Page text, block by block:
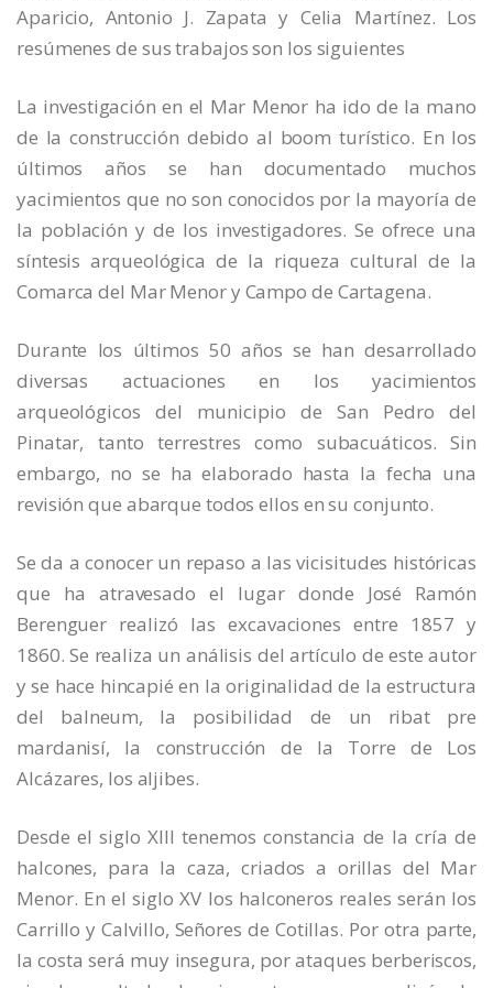
Aparicio, Antonio J. Zapata y Celia Martínez. Los
resúmenes de sus trabajos son los siguientes
La investigación en el Mar Menor ha ido de la mano
de la construcción debido al boom turístico. En los
últimos años se han documentado muchos
yacimientos que no son conocidos por la mayoría de
la población y de los investigadores. Se ofrece una
síntesis arqueológica de la riqueza cultural de la
Comarca del Mar Menor y Campo de Cartagena.
Durante los últimos 50 años se han desarrollado
diversas actuaciones en los yacimientos
arqueológicos del municipio de San Pedro del
Pinatar, tanto terrestres como subacuáticos. Sin
embargo, no se ha elaborado hasta la fecha una
revisión que abarque todos ellos en su conjunto.
Se da a conocer un repaso a las vicisitudes históricas
que ha atravesado el lugar donde José Ramón
Berenguer realizó las excavaciones entre 1857 y
1860. Se realiza un análisis del artículo de este autor
y se hace hincapié en la originalidad de la estructura
del balneum, la posibilidad de un ribat pre
mardanisí, la construcción de la Torre de Los
Alcázares, los aljibes.
Desde el siglo XIII tenemos constancia de la cría de
halcones, para la caza, criados a orillas del Mar
Menor. En el siglo XV los halconeros reales serán los
Carrillo y Calvillo, Señores de Cotillas. Por otra parte,
la costa será muy insegura, por ataques berberiscos,